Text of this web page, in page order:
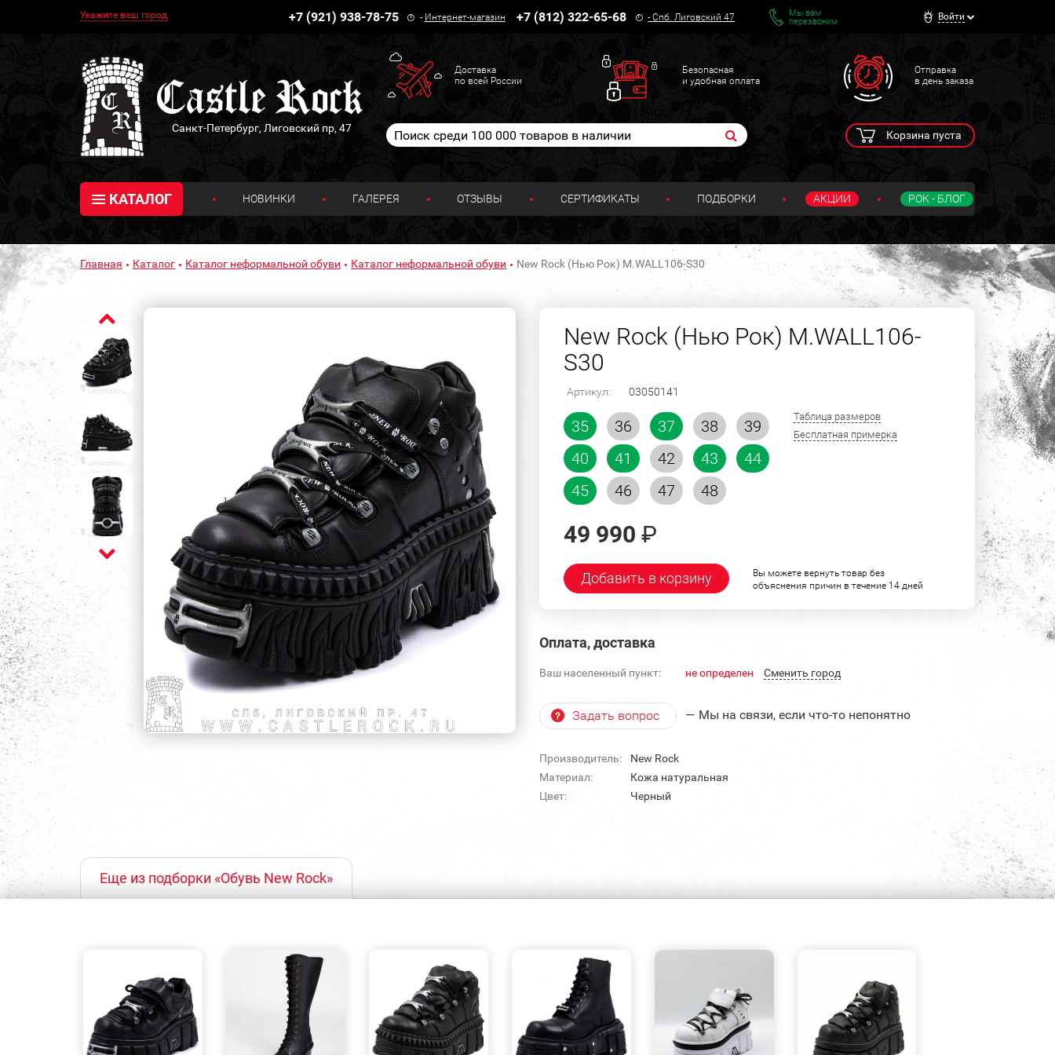
Укажите ваш город +7 (921) 938-78-75 - Интернет-магазин +7 (812) 322-65-68 -Спб. Лиговский 47
Мы вам
перезвоним
Войти
Санкт-Петербург, Лиговский пр, 47
Доставка
по всей России
Безопасная
и удобная оплата
Отправка
в день заказа
Корзина пуста
КАТАЛОГ НОВИНКИ ГАЛЕРЕЯ ОТЗЫВЫ СЕРТИФИКАТЫ ПОДБОРКИ АКЦИИ РОК - БЛОГ
Главная Каталог Каталог неформальной обуви Каталог неформальной обуви New Rock (Нью Рок) M.WALL106-S30
New Rock (Нью Рок) M.WALL106-
S30
Артикул: 03050141
35 36 37 38
39
40
41 42 43
44
45
46 47 48
Таблица размеров
Бесплатная примерка
49 990 ₽
Добавить в корзину
Вы можете вернуть товар без
объяснения причин в течение 14 дней
Оплата, доставка
Ваш населенный пункт: не определен Cменить город
Задать вопрос — Мы на связи, если что-то непонятно
Производитель:
New Rock
Материал:
Кожа натуральная
Цвет:
Черный
Еще из подборки «Обувь New Rock»